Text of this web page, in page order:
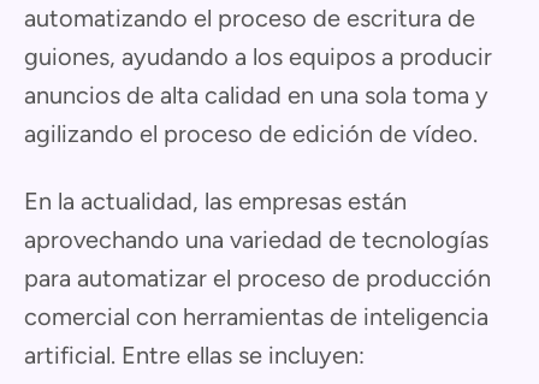
automatizando el proceso de escritura de
guiones, ayudando a los equipos a producir
anuncios de alta calidad en una sola toma y
agilizando el proceso de edición de vídeo.
En la actualidad, las empresas están
aprovechando una variedad de tecnologías
para automatizar el proceso de producción
comercial con herramientas de inteligencia
artificial. Entre ellas se incluyen: